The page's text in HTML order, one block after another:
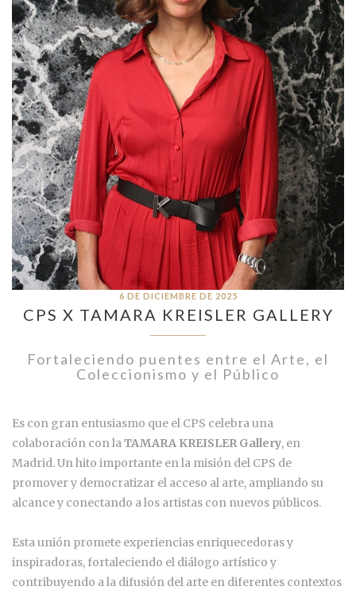
6 DE DICIEMBRE DE 2025
CPS X TAMARA KREISLER GALLERY
Fortaleciendo puentes entre el Arte, el
Coleccionismo y el Público
Es con gran entusiasmo que el CPS celebra una
colaboración con laTAMARA KREISLER Gallery, en
Madrid. Un hito importante en la misión del CPS de
promover y democratizar el acceso al arte, ampliando su
alcance y conectando a los artistas con nuevos públicos.
Esta unión promete experiencias enriquecedoras y
inspiradoras, fortaleciendo el diálogo artístico y
contribuyendo a la difusión del arte en diferentes contextos